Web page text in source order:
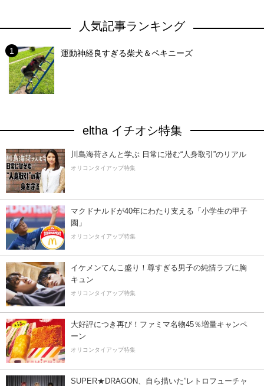
人気記事ランキング
運動神経良すぎる柴犬＆ペキニーズ
eltha イチオシ特集
川島海荷さんと学ぶ 日常に潜む“人身取引”のリアル
オリコンタイアップ特集
マクドナルドが40年にわたり支える「小学生の甲子
園」
オリコンタイアップ特集
イケメンてんこ盛り！尊すぎる男子の純情ラブに胸
キュン
オリコンタイアップ特集
大好評につき再び！ファミマ名物45％増量キャンペ
ーン
オリコンタイアップ特集
SUPER★DRAGON、自ら描いた”レトロフューチャ